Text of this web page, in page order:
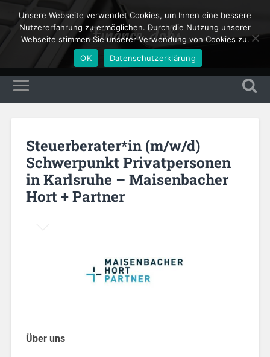
Finance Jobs
Steuerberater*in (m/w/d)
Schwerpunkt Privatpersonen
in Karlsruhe – Maisenbacher
Hort + Partner
Über uns
Unsere Webseite verwendet Cookies, um Ihnen eine bessere
Nutzererfahrung zu ermöglichen. Durch die Nutzung unserer
Webseite stimmen Sie unserer Verwendung von Cookies zu.
OK
Datenschutzerklärung